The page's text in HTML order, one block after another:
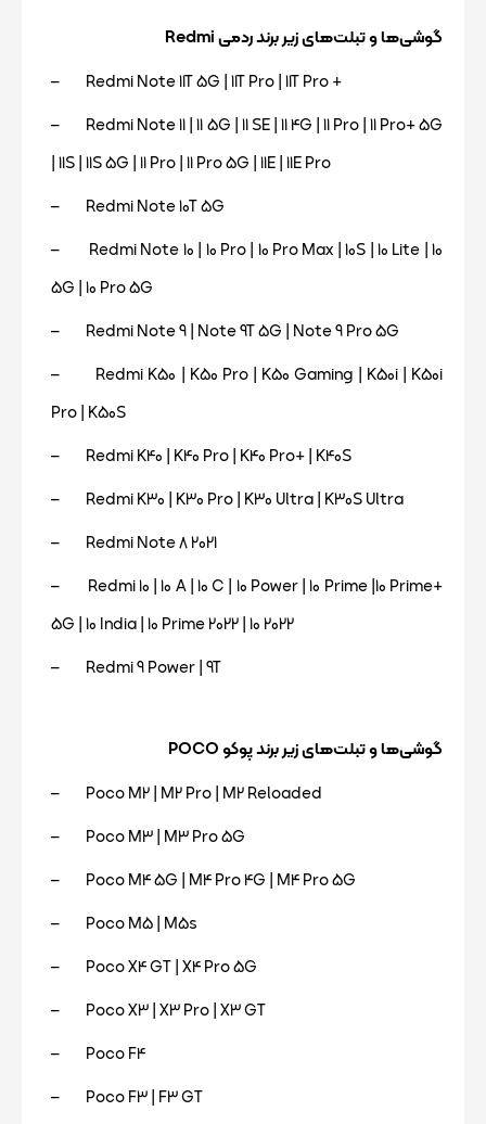
گوشی‌ها و تبلت‌های زیر برند ردمی Redmi
– Redmi Note 11T 5G | 11T Pro | 11T Pro +
– Redmi Note 11 | 11 5G | 11 SE | 11 4G | 11 Pro | 11 Pro+ 5G
| 11S | 11S 5G | 11 Pro | 11 Pro 5G | 11E | 11E Pro
– Redmi Note 10T 5G
– Redmi Note 10 | 10 Pro | 10 Pro Max | 10S | 10 Lite | 10
5G | 10 Pro 5G
– Redmi Note 9 | Note 9T 5G | Note 9 Pro 5G
– Redmi K50 | K50 Pro | K50 Gaming | K50i | K50i
Pro | K50S
– Redmi K40 | K40 Pro | K40 Pro+ | K40S
– Redmi K30 | K30 Pro | K30 Ultra | K30S Ultra
– Redmi Note 8 2021
– Redmi 10 | 10 A | 10 C | 10 Power | 10 Prime |10 Prime+
5G | 10 India | 10 Prime 2022 | 10 2022
– Redmi 9 Power | 9T
گوشی‌ها و تبلت‌های زیر برند پوکو POCO
– Poco M2 | M2 Pro | M2 Reloaded
– Poco M3 | M3 Pro 5G
– Poco M4 5G | M4 Pro 4G | M4 Pro 5G
– Poco M5 | M5s
– Poco X4 GT | X4 Pro 5G
– Poco X3 | X3 Pro | X3 GT
– Poco F4
– Poco F3 | F3 GT